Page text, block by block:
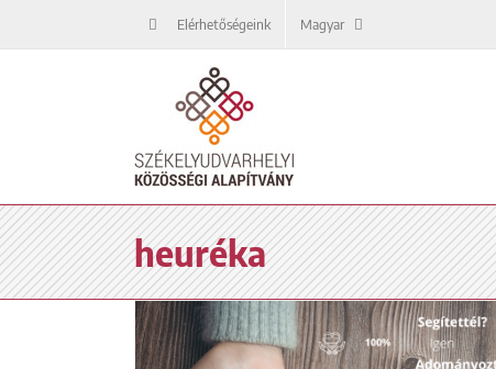
Elérhetőségeink Magyar
heuréka